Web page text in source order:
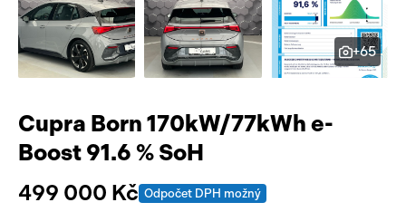
Pracovní stroje
Náhradní díly
Příslušenství
Auto a život
Videa
+65
Cupra Born 170kW/77kWh e-
Boost 91.6 % SoH
499 000 Kč Odpočet DPH možný